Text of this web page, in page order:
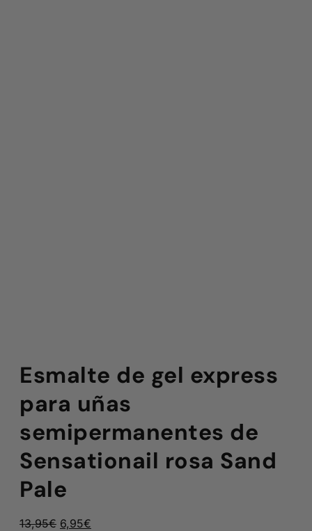
Esmalte de gel express
para uñas
semipermanentes de
Sensationail rosa Sand
Pale
13,95€ El
6,95€